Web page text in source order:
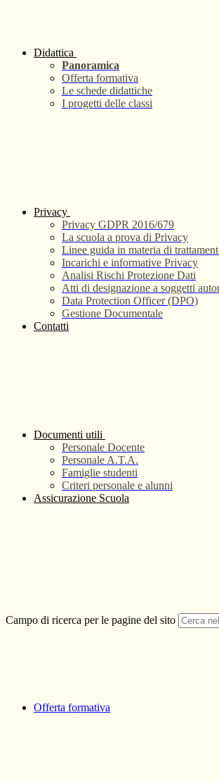
Didattica
Panoramica
Offerta formativa
Le schede didattiche
I progetti delle classi
Privacy
Privacy GDPR 2016/679
La scuola a prova di Privacy
Linee guida in materia di
Incarichi e informative Privacy
Analisi Rischi Protezione Dati
Atti di designazione a soggetti
Data Protection Officer (DPO)
Gestione Documentale
Contatti
Documenti utili
Personale Docente
Personale A.T.A.
Famiglie studenti
Criteri personale e alunni
Assicurazione Scuola
Campo di ricerca per le pagine del sito
Offerta formativa